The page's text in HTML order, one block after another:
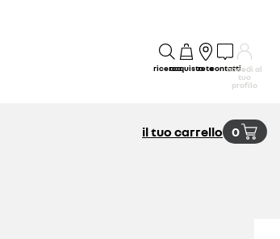
ricercaacquistoretecontattiaccedi al
tuo
profilo
il tuo carrello 0